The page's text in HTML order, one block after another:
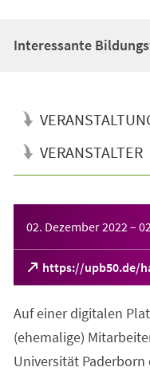
Interessante
VERANSTALTER
02. Dezember 2022 –
https://upb50.de/
(Öffnet
in
neuen
Tab)
Auf einer digitalen
(ehemalige)
Universität